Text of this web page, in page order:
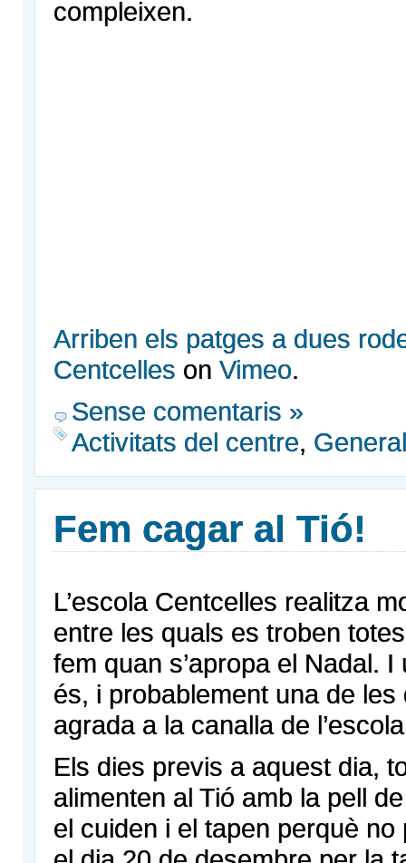
compleixen.
Arriben els patges a dues
Centcelles on Vimeo.
Sense comentaris »
Activitats del centre, General
Fem cagar al Tió!
L’escola Centcelles realitza
entre les quals es troben
fem quan s’apropa el Nadal. I
és, i probablement una de les
agrada a la canalla de
Els dies previs a aquest dia,
alimenten al Tió amb la pell
el cuiden i el tapen perquè no